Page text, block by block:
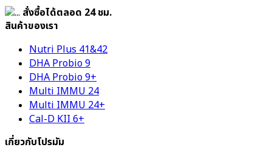
สั่งซื้อได้ตลอด 24 ชม.
สินค้าของเรา
Nutri Plus 41&42
DHA Probio 9
DHA Probio 9+
Multi IMMU 24
Multi IMMU 24+
Cal-D KII 6+
เกี่ยวกับโปรมัม